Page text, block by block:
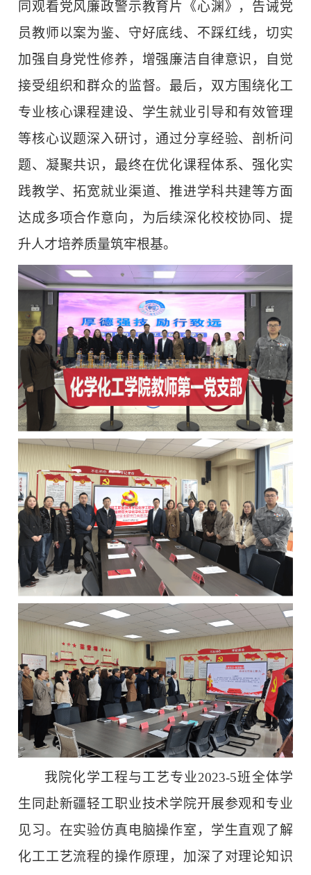
同观看党风廉政警示教育片《心渊》，告诫党
员教师以案为鉴、守好底线、不踩红线，切实
加强自身党性修养，增强廉洁自律意识，自觉
接受组织和群众的监督。最后，双方围绕化工
专业核心课程建设、学生就业引导和有效管理
等核心议题深入研讨，通过分享经验、剖析问
题、凝聚共识，最终在优化课程体系、强化实
践教学、拓宽就业渠道、推进学科共建等方面
达成多项合作意向，为后续深化校校协同、提
升人才培养质量筑牢根基。
我院化学工程与工艺专业2023-5班全体学
生同赴新疆轻工职业技术学院开展参观和专业
见习。在实验仿真电脑操作室，学生直观了解
化工工艺流程的操作原理，加深了对理论知识